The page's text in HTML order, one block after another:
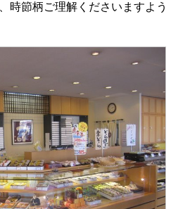
時節柄ご理解くださいますよう